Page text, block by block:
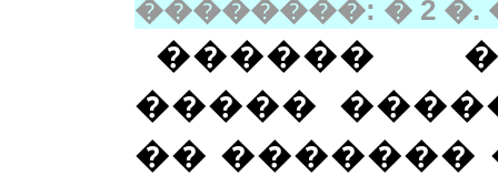
��������: � 2 �.
������
�����
�� �������